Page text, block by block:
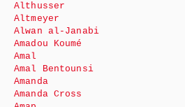
Althusser
Altmeyer
Alwan al-Janabi
Amadou Koumé
Amal
Amal Bentounsi
Amanda
Amanda Cross